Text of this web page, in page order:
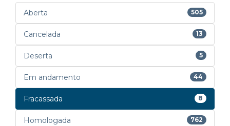
Aberta 505
Cancelada 13
Deserta 5
Em andamento 44
Fracassada 8
Homologada 762